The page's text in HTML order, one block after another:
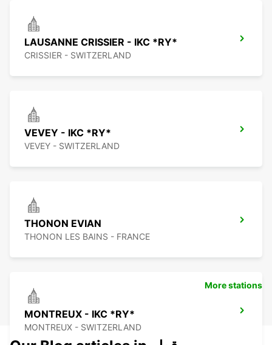
LAUSANNE CRISSIER - IKC *RY*
CRISSIER - SWITZERLAND
VEVEY - IKC *RY*
VEVEY - SWITZERLAND
THONON EVIAN
THONON LES BAINS - FRANCE
MONTREUX - IKC *RY*
MONTREUX - SWITZERLAND
More stations